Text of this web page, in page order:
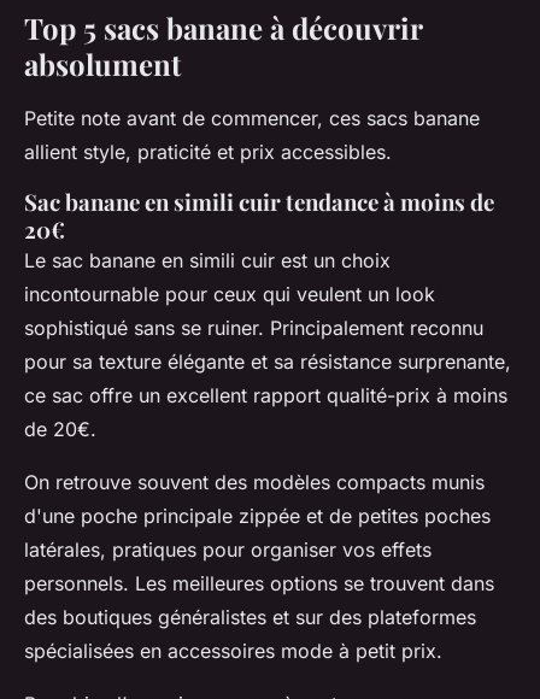
Top 5 sacs banane à découvrir
absolument
Petite note avant de commencer, ces sacs banane
allient style, praticité et prix accessibles.
Sac banane en simili cuir tendance à moins de
20€
Le sac banane en simili cuir est un choix
incontournable pour ceux qui veulent un look
sophistiqué sans se ruiner. Principalement reconnu
pour sa texture élégante et sa résistance surprenante,
ce sac offre un excellent rapport qualité-prix à moins
de 20€.
On retrouve souvent des modèles compacts munis
d'une poche principale zippée et de petites poches
latérales, pratiques pour organiser vos effets
personnels. Les meilleures options se trouvent dans
des boutiques généralistes et sur des plateformes
spécialisées en accessoires mode à petit prix.